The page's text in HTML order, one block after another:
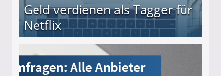
Geld verdienen als Tagger für
Netflix